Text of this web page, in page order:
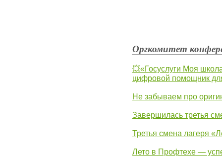
Оргкомитет
💥«Госуслуги Моя
цифровой помощник
Не забываем про
Завершилась третья
Третья смена лагеря
Лето в Профтехе —